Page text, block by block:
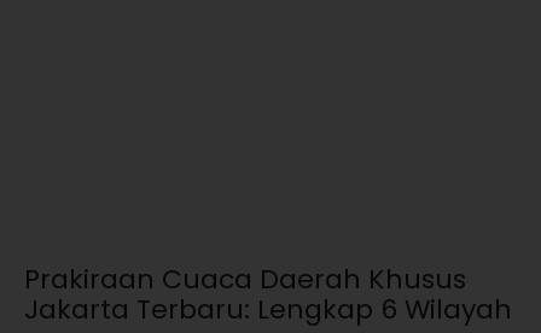
Prakiraan Cuaca Daerah Khusus
Jakarta Terbaru: Lengkap 6 Wilayah